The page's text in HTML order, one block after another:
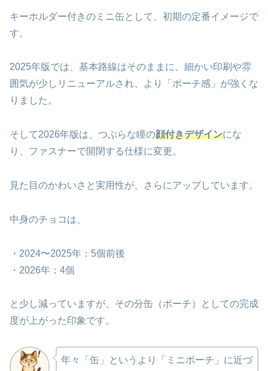
キーホルダー付きのミニ缶として、初期の定番イメージで
す。
2025年版では、基本路線はそのままに、細かい印刷や雰
囲気が少しリニューアルされ、より「ポーチ感」が強くな
りました。
そして2026年版は、つぶらな瞳の顔付きデザインにな
り、ファスナーで開閉する仕様に変更。
見た目のかわいさと実用性が、さらにアップしています。
中身のチョコは、
・2024〜2025年：5個前後
・2026年：4個
と少し減っていますが、その分缶（ポーチ）としての完成
度が上がった印象です。
年々「缶」というより「ミニポーチ」に近づ